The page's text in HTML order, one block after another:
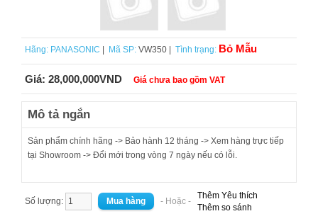
Hãng: PANASONIC Mã SP: VW350 | Tình trạng: Bỏ Mẫu
Giá: 28,000,000VND Giá chưa bao gồm VAT
Mô tả ngắn
Sản phẩm chính hãng -> Bảo hành 12 tháng -> Xem hàng trực tiếp
tại Showroom -> Đổi mới trong vòng 7 ngày nếu có lỗi.
Số lượng: - Hoặc -
Thêm Yêu thích
Thêm so sánh